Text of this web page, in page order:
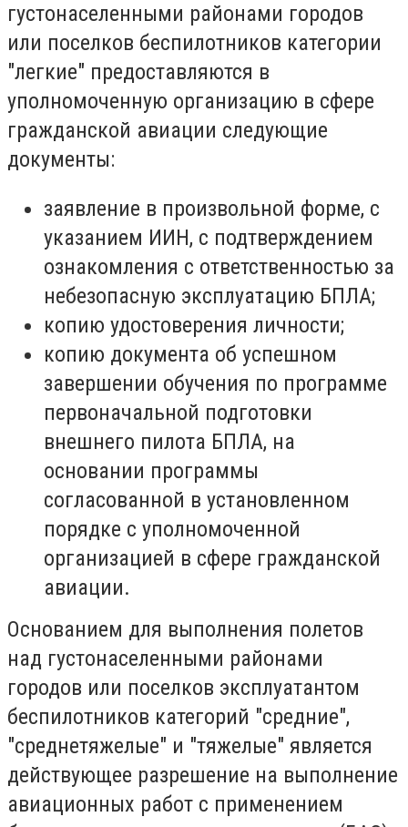
густонаселенными районами городов
или поселков беспилотников категории
"легкие" предоставляются в
уполномоченную организацию в сфере
гражданской авиации следующие
документы:
заявление в произвольной форме, с
указанием ИИН, с подтверждением
ознакомления с ответственностью за
небезопасную эксплуатацию БПЛА;
копию удостоверения личности;
копию документа об успешном
завершении обучения по программе
первоначальной подготовки
внешнего пилота БПЛА, на
основании программы
согласованной в установленном
порядке с уполномоченной
организацией в сфере гражданской
авиации.
Основанием для выполнения полетов
над густонаселенными районами
городов или поселков эксплуатантом
беспилотников категорий "средние",
"среднетяжелые" и "тяжелые" является
действующее разрешение на выполнение
авиационных работ с применением